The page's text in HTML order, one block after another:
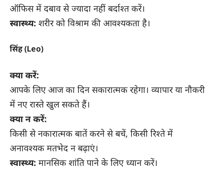
ऑफिस में दबाव से ज्यादा नहीं बर्दाश्त करें।
स्वास्थ्य: शरीर को विश्राम की आवश्यकता है।
सिंह (Leo)
क्या करें:
आपके लिए आज का दिन सकारात्मक रहेगा। व्यापार या नौकरी
में नए रास्ते खुल सकते हैं।
क्या न करें:
किसी से नकारात्मक बातें करने से बचें, किसी रिश्ते में
अनावश्यक मतभेद न बढ़ाएं।
स्वास्थ्य: मानसिक शांति पाने के लिए ध्यान करें।